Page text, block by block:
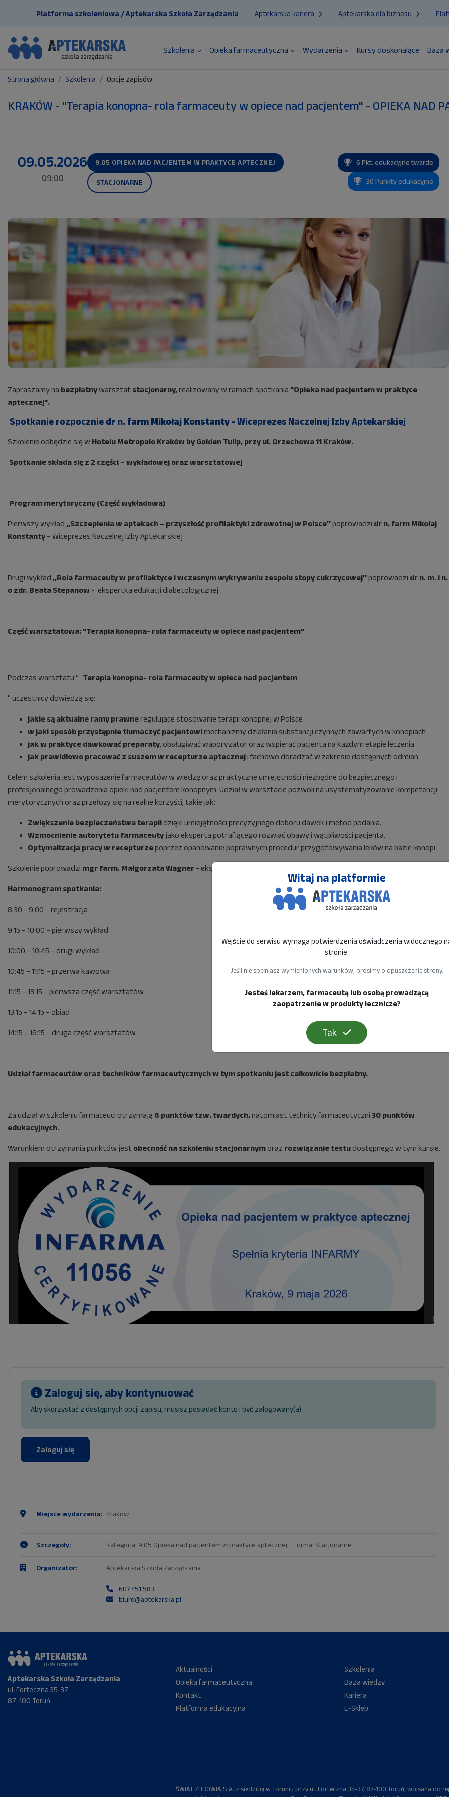
Platforma szkoleniowa / Aptekarska Szkoła Zarządzania
Aptekarska kariera Aptekarska dla biznesu
Szkolenia Opieka farmaceutyczna Wydarzenia Kursy doskonalące Baza
Strona główna Szkolenia Opcje zapisów
KRAKÓW - "Terapia konopna- rola farmaceuty w opiece nad pacjentem" - OPIEKA NAD
09.05.2026
09:00
9.05 OPIEKA NAD PACJENTEM W PRAKTYCE APTECZNEJ
STACJONARNE
6 Pkt. edukacyjne twarde
30 Punkty edukacyjne
Zapraszamy na bezpłatnywarsztat stacjonarny, realizowany w ramach spotkania "Opieka nad pacjentem w praktyce
aptecznej".
Spotkanie rozpocznie dr n. farm Mikołaj Konstanty - Wiceprezes Naczelnej Izby Aptekarskiej
Szkolenie odbędzie się w Hotelu Metropolo Kraków by Golden Tulip, przy ul. Orzechowa 11 Kraków.
Spotkanie składa się z 2 części – wykładowej oraz warsztatowej
Program merytoryczny (Część wykładowa)
Pierwszy wykład ,,Szczepienia w aptekach – przyszłość profilaktyki zdrowotnej w Polsce’’ poprowadzi dr n. farm Mikołaj
Konstanty – Wiceprezes Naczelnej Izby Aptekarskiej
Drugi wykład ,,Rola farmaceuty w profilaktyce i wczesnym wykrywaniu zespołu stopy cukrzycowej’’ poprowadzi dr n. m. i n.
o zdr. Beata Stepanow - ekspertka edukacji diabetologicznej
Część warsztatowa: "Terapia konopna- rola farmaceuty w opiece nad pacjentem"
Podczas warsztatu " Terapia konopna- rola farmaceuty w opiece nad pacjentem
" uczestnicy dowiedzą się:
jakie są aktualne ramy prawne regulujące stosowanie terapii konopnej w Polsce
w jaki sposób przystępnie tłumaczyć pacjentowi mechanizmy działania substancji czynnych zawartych w konopiach
jak w praktyce dawkować preparaty, obsługiwać waporyzator oraz wspierać pacjenta na każdym etapie leczenia
jak prawidłowo pracować z suszem w recepturze aptecznej i fachowo doradzać w zakresie dostępnych odmian.
Celem szkolenia jest wyposażenie farmaceutów w wiedzę oraz praktyczne umiejętności niezbędne do bezpiecznego i
profesjonalnego prowadzenia opieki nad pacjentem konopnym. Udział w warsztacie pozwoli na usystematyzowanie kompetencji
merytorycznych oraz przełoży się na realne korzyści, takie jak:
Zwiększenie bezpieczeństwa terapii dzięki umiejętności precyzyjnego doboru dawek i metod podania.
Wzmocnienie autorytetu farmaceuty jako eksperta potrafiącego rozwiać obawy i wątpliwości pacjenta.
Optymalizacja pracy w recepturze poprzez opanowanie poprawnych procedur przygotowywania leków na bazie konopi.
Szkolenie poprowadzi mgr farm. Małgorzata Wagner - ekspert Aptekarskiej Szkoły Zarządzania.
Harmonogram spotkania:
8:30 - 9:00 – rejestracja
9:15 – 10:00 – pierwszy wykład
10:00 – 10:45 – drugi wykład
10:45 – 11:15 – przerwa kawowa
11:15 – 13:15 – pierwsza część warsztatów
13:15 – 14:15 – obiad
14:15 – 16:15 – druga część warsztatów
Udział farmaceutów oraz techników farmaceutycznych w tym spotkaniu jest całkowicie bezpłatny.
Za udział w szkoleniu farmaceuci otrzymają 6 punktów tzw. twardych, natomiast technicy farmaceutyczni 30 punktów
edukacyjnych.
Warunkiem otrzymania punktów jest obecność na szkoleniu stacjonarnym oraz rozwiązanie testu dostępnego w tym kursie.
Zaloguj się, aby kontynuować
Aby skorzystać z dostępnych opcji zapisu, musisz posiadać konto i być zalogowany(a).
Zaloguj się
Miejsce wydarzenia: Kraków
Szczegóły: Kategoria: 9.05 Opieka nad pacjentem w praktyce aptecznej Forma: Stacjonarne
Organizator: Aptekarska Szkoła Zarządzania
607 451 583
biuro@aptekarska.pl
Aptekarska Szkoła Zarządzania
ul. Forteczna 35-37
87-100 Toruń
Aktualności
Szkolenia
Opieka farmaceutyczna
Baza wiedzy
Kontakt
Kariera
Platforma edukacyjna
E-Sklep
ŚWIAT ZDROWIA S.A. z siedzibą w Toruniu przy ul. Forteczna 35-37, 87-100 Toruń, wpisana do
Witaj na platformie
Wejście do serwisu wymaga potwierdzenia oświadczenia widocznego
stronie.
Jeśli nie spełniasz wymienionych warunków, prosimy o opuszczenie strony.
Jesteś lekarzem, farmaceutą lub osobą prowadzącą
zaopatrzenie w produkty lecznicze?
Tak